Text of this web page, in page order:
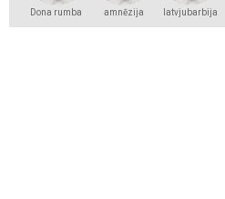
Dona rumba amnēzija latvjubarbija